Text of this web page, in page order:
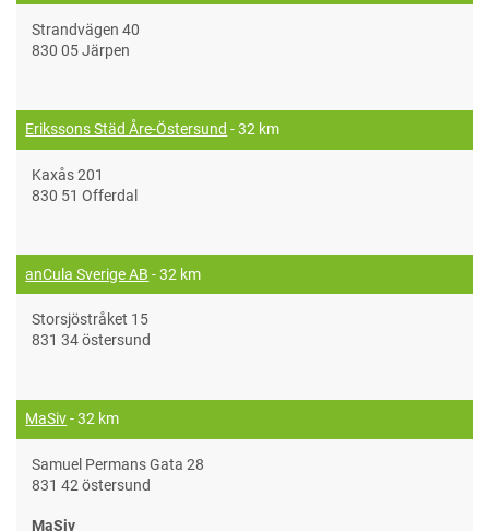
Strandvägen 40
830 05 Järpen
Erikssons Städ Åre-Östersund - 32 km
Kaxås 201
830 51 Offerdal
anCula Sverige AB - 32 km
Storsjöstråket 15
831 34 östersund
MaSiv- 32 km
Samuel Permans Gata 28
831 42 östersund
MaSiv